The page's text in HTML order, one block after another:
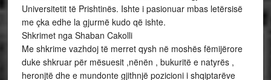
Universitetit të Prishtinës. Ishte i pasionuar mbas letërsisë
me çka edhe la gjurmë kudo që ishte.
Shkrimet nga Shaban Cakolli
Me shkrime vazhdoj të merret qysh në moshës fëmijërore
duke shkruar për mësuesit ,nënën , bukuritë e natyrës ,
heronjtë dhe e mundonte gjithnjë pozicioni i shqiptarëve